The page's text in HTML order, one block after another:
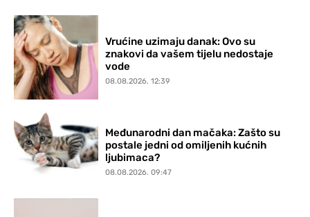
Vrućine uzimaju danak: Ovo su
znakovi da vašem tijelu nedostaje
vode
08.08.2026. 12:39
Međunarodni dan mačaka: Zašto su
postale jedni od omiljenih kućnih
ljubimaca?
08.08.2026. 09:47